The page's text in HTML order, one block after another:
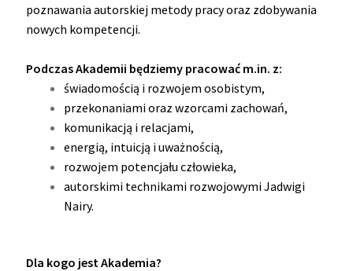
poznawania autorskiej metody pracy oraz zdobywania
nowych kompetencji.
Podczas Akademii będziemy pracować m.in. z:
świadomością i rozwojem osobistym,
przekonaniami oraz wzorcami zachowań,
komunikacją i relacjami,
energią, intuicją i uważnością,
rozwojem potencjału człowieka,
autorskimi technikami rozwojowymi Jadwigi
Nairy.
Dla kogo jest Akademia?